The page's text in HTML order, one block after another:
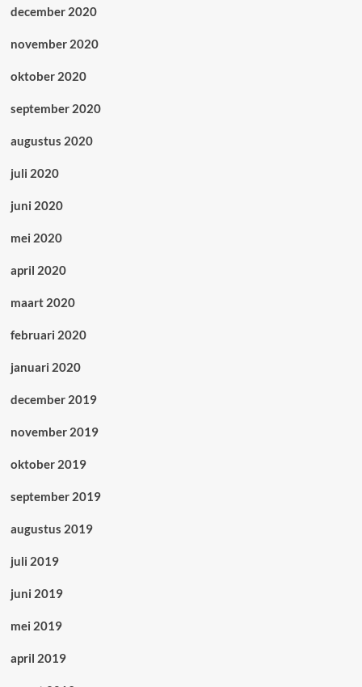
december 2020
november 2020
oktober 2020
september 2020
augustus 2020
juli 2020
juni 2020
mei 2020
april 2020
maart 2020
februari 2020
januari 2020
december 2019
november 2019
oktober 2019
september 2019
augustus 2019
juli 2019
juni 2019
mei 2019
april 2019